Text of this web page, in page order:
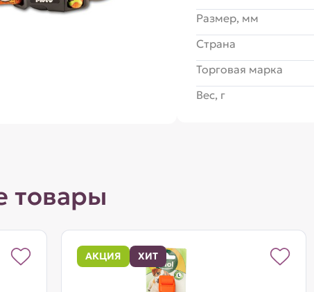
Размер, мм
Страна
Торговая марка
Вес, г
товары
АКЦИЯ ХИТ